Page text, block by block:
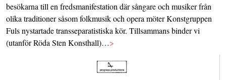
besökarna till en fredsmanifestation där sångare och musiker från
olika traditioner såsom folkmusik och opera möter Konstgruppen
Fuls nystartade transseparatistiska kör. Tillsammans binder vi
(utanför Röda Sten Konsthall)…>